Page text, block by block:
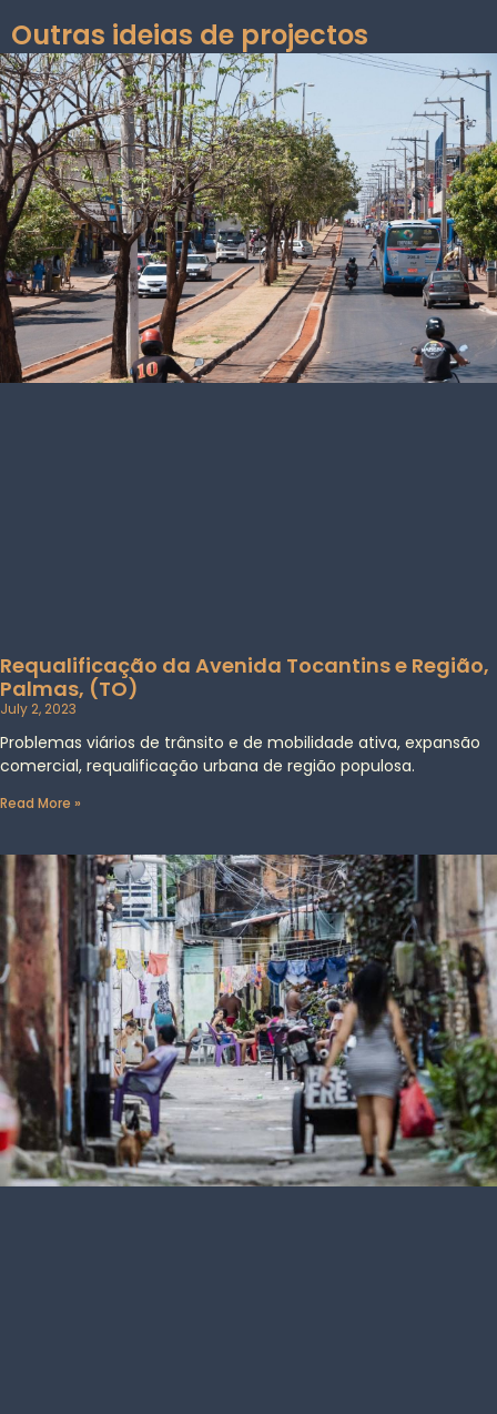
Outras ideias de projectos
Requalificação da Avenida Tocantins e Região,
Palmas, (TO)
July 2, 2023
Problemas viários de trânsito e de mobilidade ativa, expansão
comercial, requalificação urbana de região populosa.
Read More »